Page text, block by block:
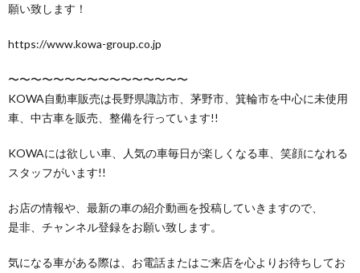
願い致します！
https://www.kowa-group.co.jp
〜〜〜〜〜〜〜〜〜〜〜〜〜〜〜〜
KOWA自動車販売は長野県諏訪市、茅野市、箕輪市を中心に未使用
車、中古車を販売、整備を行っています!!
KOWAには欲しい車、人気の車毎日が楽しくなる車、笑顔になれる
スタッフがいます!!
お店の情報や、最新の車の紹介動画を投稿していきますので、
是非、チャンネル登録をお願い致します。
気になる車がある際は、お電話またはご来店を心よりお待ちしてお